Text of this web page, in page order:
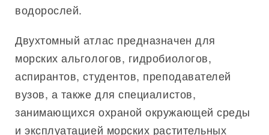
водорослей.
Двухтомный атлас предназначен для
морских альгологов, гидробиологов,
аспирантов, студентов, преподавателей
вузов, а также для специалистов,
занимающихся охраной окружающей среды
и эксплуатацией морских растительных